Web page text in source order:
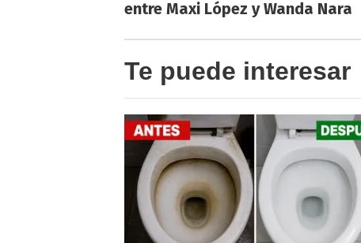
entre Maxi López y Wanda Nara
Te puede interesar